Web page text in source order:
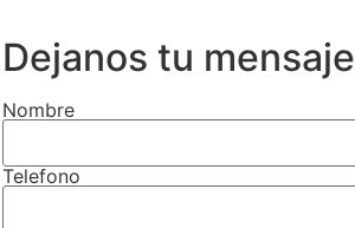
Dejanos tu mensaje
Nombre
Telefono